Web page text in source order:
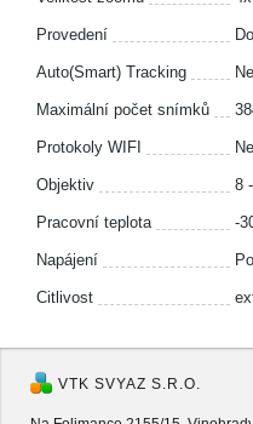
Provedení
Auto(Smart) Tracking Ne
Maximální počet snímků
Protokoly WIFI
Objektiv 8
Pracovní teplota -
Napájení
Citlivost
VTK SVYAZ S.R.O.